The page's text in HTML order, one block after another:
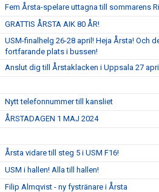
Fem Årsta-spelare uttagna till sommarens
GRATTIS ÅRSTA AIK 80 ÅR!
USM-finalhelg 26-28 april! Heja Årsta! Och
fortfarande plats i bussen!
Anslut dig till Årstaklacken i Uppsala 27
Nytt telefonnummer till kansliet
ÅRSTADAGEN 1 MAJ 2024
Årsta vidare till steg 5 i USM F16!
USM i hallen! Alla till hallen!
Filip Almqvist - ny fystränare i Årsta